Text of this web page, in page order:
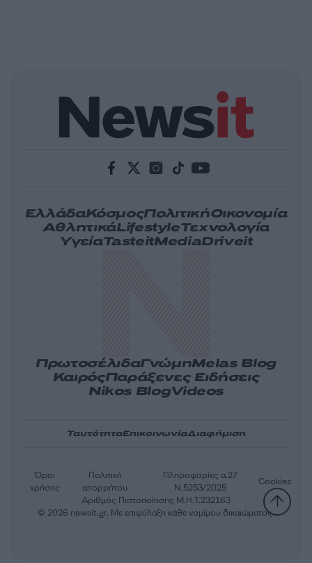
ΕλλάδαΚόσμοςΠολιτικήΟικονομία
ΑθλητικάLifestyleΤεχνολογία
ΥγείαTasteitMediaDriveit
ΠρωτοσέλιδαΓνώμηMelas Blog
ΚαιρόςΠαράξενες Ειδήσεις
Nikos BlogVideos
ΤαυτότηταΕπικοινωνίαΔιαφήμιση
Αριθμός Πιστοποίησης Μ.Η.Τ.232163
Όροι
χρήσης
Πολιτική
απορρήτου
Πληροφορίες α.27
Ν.5253/2025
Cookies
© 2026 newsit.gr. Με επιφύλαξη κάθε νομίμου δικαιώματος.